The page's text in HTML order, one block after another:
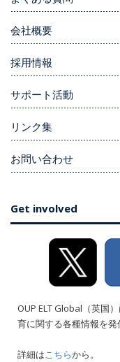
会社概要
採用情報
サポート活動
リンク集
お問い合わせ
Get involved
OUP ELT Global（英国
育に関する各種情報を発
詳細はこちらから。